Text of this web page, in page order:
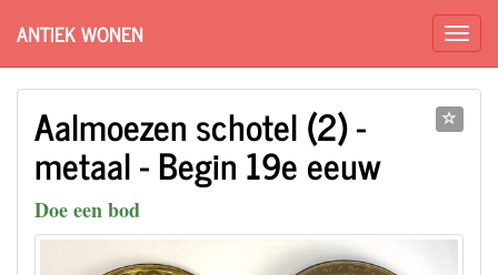
ANTIEK WONEN
Aalmoezen schotel (2) -
metaal - Begin 19e eeuw
Doe een bod